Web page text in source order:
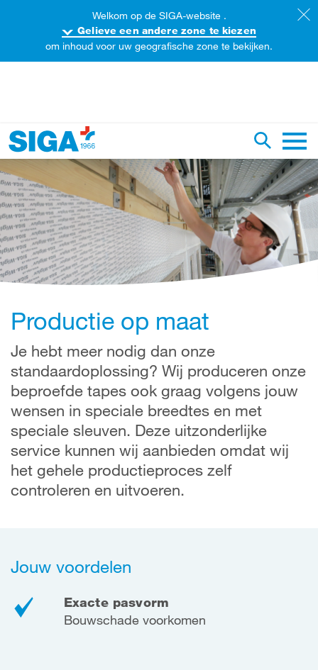
de website
Productie op maat
Je hebt meer nodig dan onze
standaardoplossing? Wij produceren onze
beproefde tapes ook graag volgens jouw
wensen in speciale breedtes en met
speciale sleuven. Deze uitzonderlijke
service kunnen wij aanbieden omdat wij
het gehele productieproces zelf
controleren en uitvoeren.
Jouw voordelen
Exacte pasvorm
Bouwschade voorkomen
Welkom op de SIGA-website .
Gelieve een andere zone te kiezen
om inhoud voor uw geografische zone te bekijken.